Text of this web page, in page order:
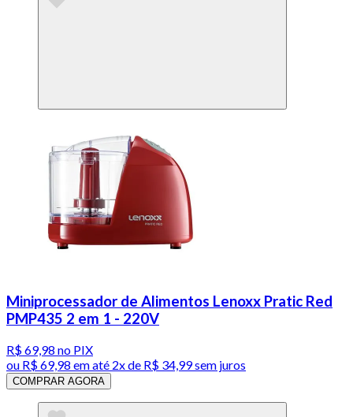
Miniprocessador de Alimentos Lenoxx Pratic Red
PMP435 2 em 1 - 220V
R$ 69,98 no PIX
ou R$ 69,98 em até 2x de R$ 34,99 sem juros
COMPRAR AGORA